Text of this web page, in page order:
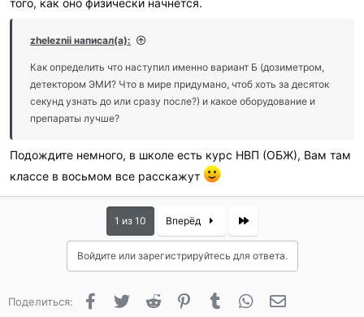
zheleznii написал(а):
Как определить что наступил именно вариант Б (дозиметром,
детектором ЭМИ? Что в мире придумано, чтоб хоть за десяток
секунд узнать до или сразу после?) и какое оборудование и
препараты лучше?
Подождите немного, в школе есть курс НВП (ОБЖ), Вам там
классе в восьмом все расскажут
1 из 10 Вперёд Last
Войдите или зарегистрируйтесь для ответа.
Поделиться: FacebookTwitter Reddit PinterestTumblr WhatsApp